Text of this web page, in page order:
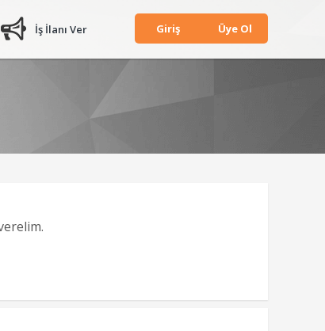
İş İlanı Ver Giriş Üye Ol